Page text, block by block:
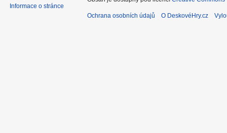
Informace o stránce
Ochrana osobních údajů O DeskovéHry.cz